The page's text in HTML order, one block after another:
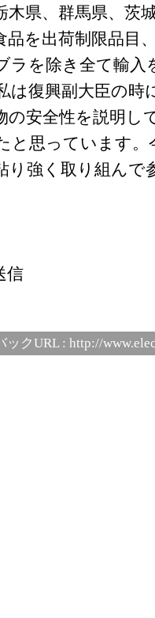
木県、群馬県、茨
品を出荷制限品目
ラを除き全て輸入
は復興副大臣の時
の安全性を説明し
と思っています
り強く取り組んで
信
ックURL : http://